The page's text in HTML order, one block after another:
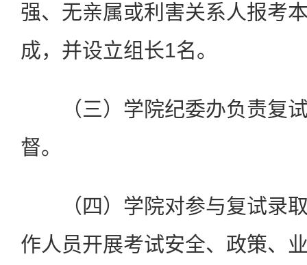
强、无亲属或利害关系人报考
成，并设立组长1名。
（三）学院纪委办负责复试
督。
（四）学院对参与复试录取
作人员开展考试安全、政策、